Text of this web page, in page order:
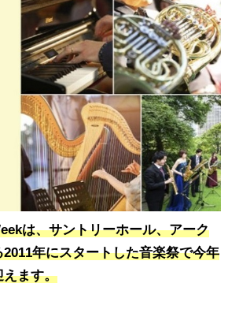
は、サントリーホール、アーク
年にスタートした音楽祭で今年
えます。